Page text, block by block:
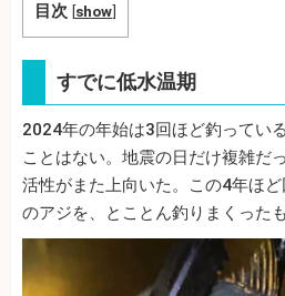
目次 [show]
すでに低水温期
2024年の年始は3回ほど釣ってい
ことはない。地震の日だけ複雑だ
活性がまた上向いた。この4年ほ
のアジを、とことん釣りまくったも